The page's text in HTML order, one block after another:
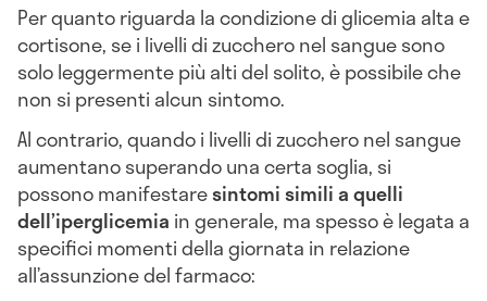
Per quanto riguarda la condizione di glicemia alta e
cortisone, se i livelli di zucchero nel sangue sono
solo leggermente più alti del solito, è possibile che
non si presenti alcun sintomo.
Al contrario, quando i livelli di zucchero nel sangue
aumentano superando una certa soglia, si
possono manifestaresintomi simili a quelli
dell’iperglicemia in generale, ma spesso è legata a
specifici momenti della giornata in relazione
all’assunzione del farmaco: